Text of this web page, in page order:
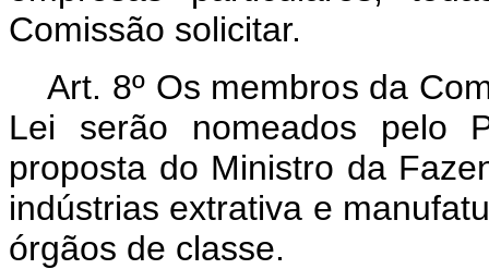
Comissão solicitar.
Art. 8º Os membros da
Lei serão nomeados pelo
proposta do Ministro da
indústrias extrativa e
órgãos de classe.